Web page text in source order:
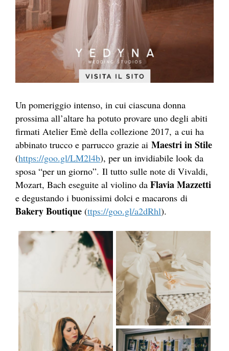
Un pomeriggio intenso, in cui ciascuna donna
prossima all’altare ha potuto provare uno degli abiti
firmati Atelier Emè della collezione 2017, a cui ha
abbinato trucco e parrucco grazie ai Maestri in Stile
(https://goo.gl/LM2l4b), per un invidiabile look da
sposa “per un giorno”. Il tutto sulle note di Vivaldi,
Mozart, Bach eseguite al violino da Flavia Mazzetti
e degustando i buonissimi dolci e macarons di
Bakery Boutique (ttps://goo.gl/a2dRhl).